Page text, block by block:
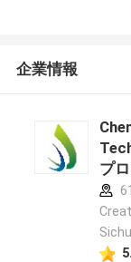
企業情報
プ